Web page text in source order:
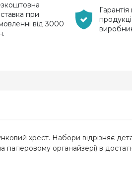
при
від 3000
Гарантія
хрест. Набори відрізняє
органайзері) в